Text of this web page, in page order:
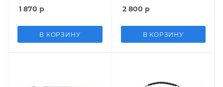
(Gold) (Switch)
1 870 р
В КОРЗИНУ
2 800 р
В КОРЗИНУ